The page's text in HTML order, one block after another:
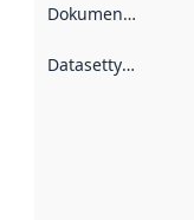
Dokumentasjon
Datasettype